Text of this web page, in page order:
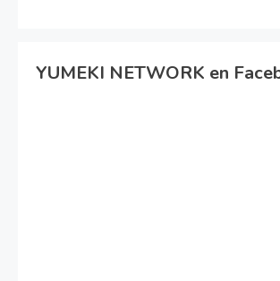
YUMEKI NETWORK en